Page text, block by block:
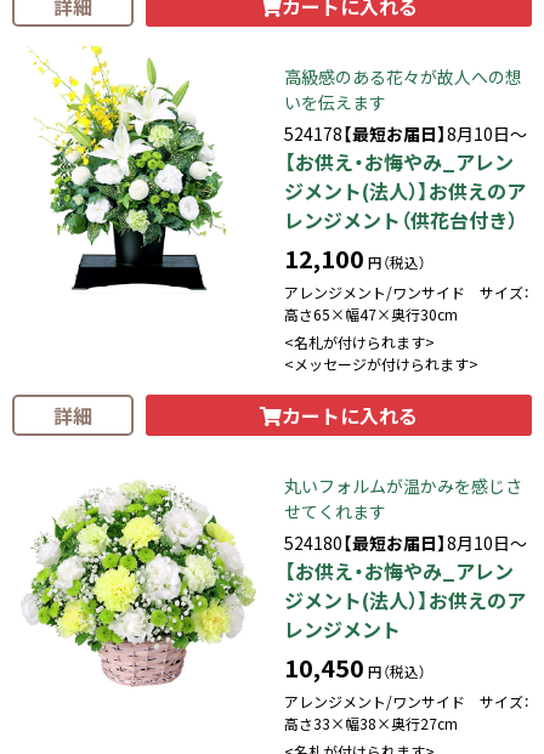
高級感のある花々が故人への想
いを伝えます
524178【最短お届日】8月10日～
【お供え・お悔やみ_アレン
ジメント(法人）】お供えのア
レンジメント（供花台付き）
12,100 円（税込）
アレンジメント/ワンサイド サイズ：
高さ65×幅47×奥行30cm
<名札が付けられます>
<メッセージが付けられます>
詳細 カートに入れる
丸いフォルムが温かみを感じさ
せてくれます
524180【最短お届日】8月10日～
【お供え・お悔やみ_アレン
ジメント(法人）】お供えのア
レンジメント
10,450 円（税込）
アレンジメント/ワンサイド サイズ：
高さ33×幅38×奥行27cm